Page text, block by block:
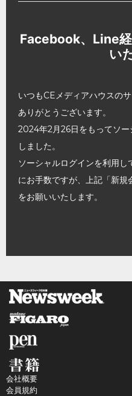
Facebook、Line
い
いつもCEメディアハウスの
ありがとうございます。
2024年2月26日をもってソー
しました。
ソーシャルログインを利用
にお手数ですが、上記「新
をお願いいたします。
会社概要
会員規約